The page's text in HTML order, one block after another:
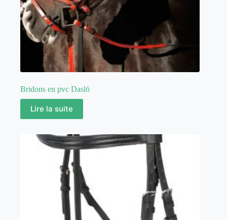
Bridons en pvc Daslö
Lire la suite